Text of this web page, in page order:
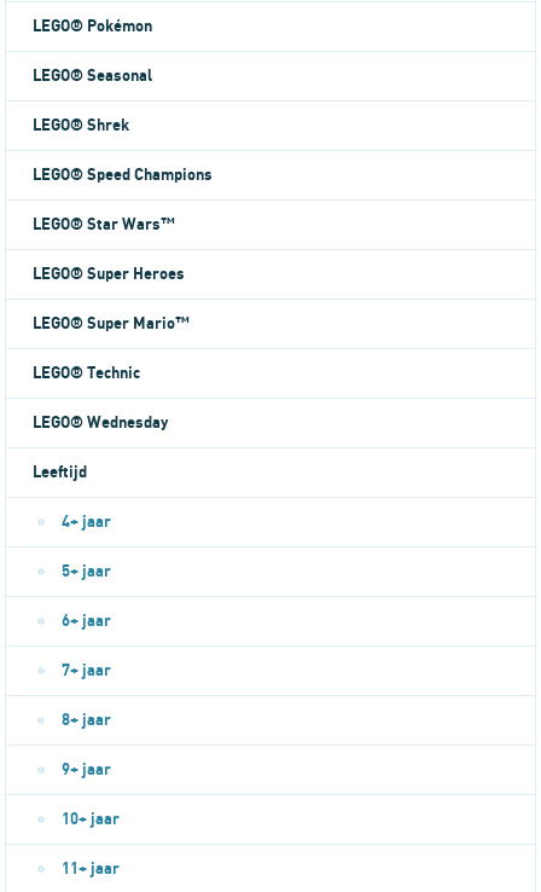
LEGO® Pokémon
LEGO® Seasonal
LEGO® Shrek
LEGO® Speed Champions
LEGO® Star Wars™
LEGO® Super Heroes
LEGO® Super Mario™
LEGO® Technic
LEGO® Wednesday
Leeftijd
4+ jaar
5+ jaar
6+ jaar
7+ jaar
8+ jaar
9+ jaar
10+ jaar
11+ jaar